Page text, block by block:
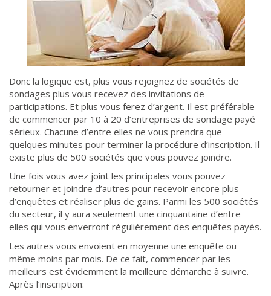
Donc la logique est, plus vous rejoignez de sociétés de
sondages plus vous recevez des invitations de
participations. Et plus vous ferez d’argent. Il est préférable
de commencer par 10 à 20 d’entreprises de sondage payé
sérieux. Chacune d’entre elles ne vous prendra que
quelques minutes pour terminer la procédure d’inscription. Il
existe plus de 500 sociétés que vous pouvez joindre.
Une fois vous avez joint les principales vous pouvez
retourner et joindre d’autres pour recevoir encore plus
d’enquêtes et réaliser plus de gains. Parmi les 500 sociétés
du secteur, il y aura seulement une cinquantaine d’entre
elles qui vous enverront régulièrement des enquêtes payés.
Les autres vous envoient en moyenne une enquête ou
même moins par mois. De ce fait, commencer par les
meilleurs est évidemment la meilleure démarche à suivre.
Après l’inscription: